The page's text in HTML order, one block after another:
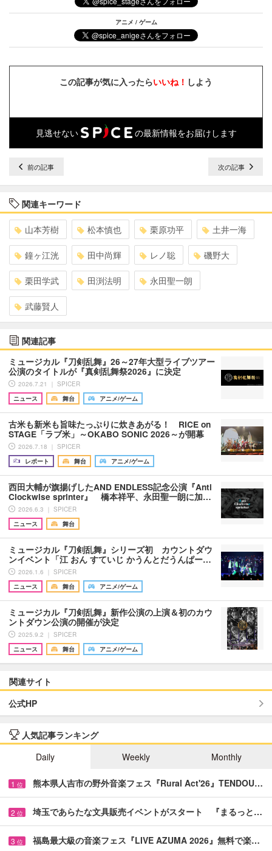
アニメ / ゲーム
この記事が気に入ったらいいね！ しよう
見逃せない の最新情報をお届けします
前の記事 次の記事
関連キーワード
山本芳樹 松本慎也 栗原功平 土井一海
鐘ヶ江洸 田中尚輝 レノ聡 磯野大
栗田学武 田渕法明 永田聖一朗
武藤賢人
関連記事
ミュージカル『刀剣乱舞』26～27年大型ライブツアー
公演のタイトルが『真剣乱舞祭2026』に決定
2026.7.21 ｜ SPICER
ニュース
舞台 アニメ/ゲーム
古米も新米も旨味たっぷりに炊きあがる！ RICE on
STAGE「ラブ米」～OKABO SONIC 2026～が開幕
2026.7.18 ｜ SPICER
レポート
舞台 アニメ/ゲーム
西田大輔が旗揚げしたAND ENDLESS記念公演『Anti
Clockwise sprinter』 橋本祥平、永田聖一朗に加…
2026.6.3 ｜ SPICER
ニュース
舞台
ミュージカル『刀剣乱舞』シリーズ初 カウントダウ
ンイベント「江 おん すていじ かうんとだうんぱー…
2026.1.6 ｜ SPICER
ニュース
舞台 アニメ/ゲーム
ミュージカル『刀剣乱舞』新作公演の上演＆初のカウ
ントダウン公演の開催が決定
2025.9.2 ｜ SPICER
ニュース
舞台 アニメ/ゲーム
関連サイト
公式HP
人気記事ランキング
Daily
Weekly Monthly
1 位 熊本県人吉市の野外音楽フェス『Rural Act'26』TENDOU…
2 位 埼玉であらたな文具販売イベントがスタート 『まるっと…
3 位 福島最大級の音楽フェス『LIVE AZUMA 2026』無料で楽…